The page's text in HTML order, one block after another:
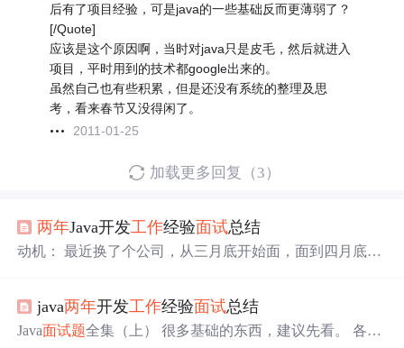
后有了项目经验，可是java的一些基础反而更薄弱了？
[/Quote]
应该是这个原因啊，当时对java只是皮毛，然后就进入
项目，平时用到的技术都google出来的。
虽然自己也有些积累，但是还没有系统的整理及思
考，看来春节又没得闲了。
2011-01-25
加载更多回复（3）
两年Java开发工作经验面试总结
动机： 最近换了个公司，从三月底开始面，面到四月底，
可以答的更好，或者哪些问题是自己之前没遇到过的，或
者是哪个知识点今天又问了等等。四月中旬的时候，我就
java两年开发工作经验面试总结
Java面试题全集（上） 很多基础的东西，建议先看。 各大